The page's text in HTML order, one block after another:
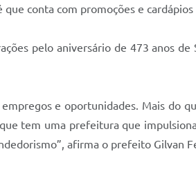
conta com promoções e
pelo aniversário de 473 anos
e oportunidades. Mais do
tem uma prefeitura que
afirma o prefeito Gilvan